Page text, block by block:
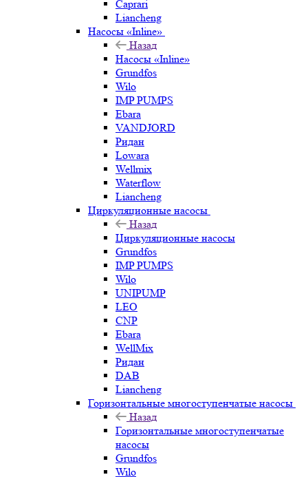
Caprari
Liancheng
Насосы «Inline»
Назад
Насосы «Inline»
Grundfos
Wilo
IMP PUMPS
Ebara
VANDJORD
Ридан
Lowara
Wellmix
Waterflow
Liancheng
Циркуляционные насосы
Назад
Циркуляционные насосы
Grundfos
IMP PUMPS
Wilo
UNIPUMP
LEO
CNP
Ebara
WellMix
Ридан
DAB
Liancheng
Горизонтальные многоступенчатые насосы
Назад
Горизонтальные многоступенчатые
насосы
Grundfos
Wilo